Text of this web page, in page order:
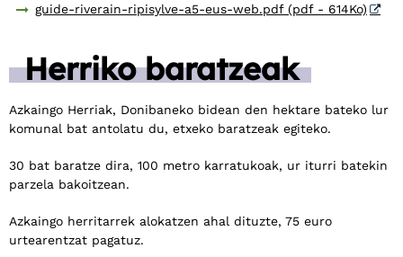
guide-riverain-ripisylve-a5-eus-web.pdf (pdf - 614Ko)
Herriko baratzeak
Azkaingo Herriak, Donibaneko bidean den hektare bateko lur
komunal bat antolatu du, etxeko baratzeak egiteko.
30 bat baratze dira, 100 metro karratukoak, ur iturri batekin
parzela bakoitzean.
Azkaingo herritarrek alokatzen ahal dituzte, 75 euro
urtearentzat pagatuz.